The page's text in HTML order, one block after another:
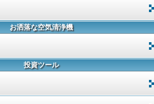
お洒落な空気清浄機
投資ツール